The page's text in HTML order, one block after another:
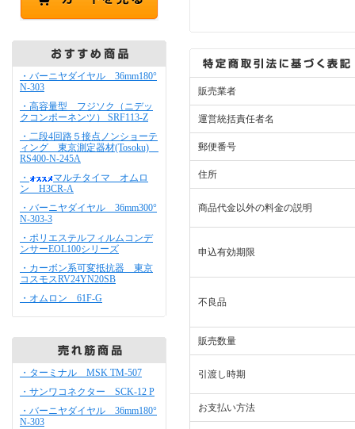
・バーニヤダイヤル 36mm180°
N-303
・高容量型 フジソク（ニデッ
クコンポーネンツ） SRF113-Z
・二段4回路５接点ノンショーテ
ィング 東京測定器材(Tosoku)
RS400-N-245A
・
マルチタイマ オムロ
ン H3CR-A
・バーニヤダイヤル 36mm300°
N-303-3
・ポリエステルフィルムコンデ
ンサーEOL100シリーズ
・カーボン系可変抵抗器 東京
コスモスRV24YN20SB
・オムロン 61F-G
・ターミナル MSK TM-507
・サンワコネクター SCK-12 P
・バーニヤダイヤル 36mm180°
N-303
販売業者
運営統括責任者名
郵便番号
住所
商品代金以外の料金の説明
申込有効期限
不良品
販売数量
引渡し時期
お支払い方法